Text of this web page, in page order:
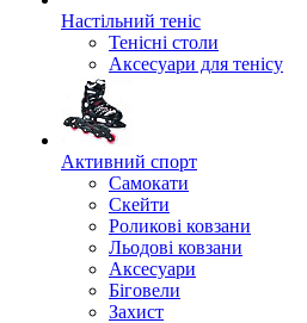
Настільний теніс
Тенісні столи
Аксесуари для тенісу
Активний спорт
Самокати
Скейти
Роликові ковзани
Льодові ковзани
Аксесуари
Біговели
Захист